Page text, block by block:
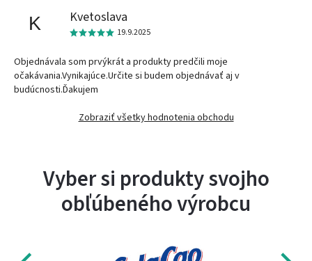
K Kvetoslava
19.9.2025
Objednávala som prvýkrát a produkty predčili moje
očakávania.Vynikajúce.Určite si budem objednávať aj v
budúcnosti.Ďakujem
Zobraziť všetky hodnotenia obchodu
Vyber si produkty svojho
obľúbeného výrobcu